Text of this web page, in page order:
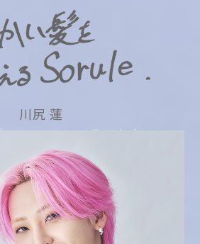
川尻 蓮
SHIRI